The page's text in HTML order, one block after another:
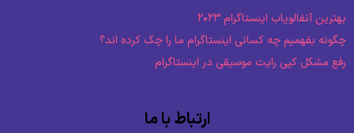
بهترین آنفالویاب اینستاگرام ۲۰۲۳
چگونه بفهمیم چه کسانی اینستاگرام ما را چک کرده اند؟
رفع مشکل کپی رایت موسیقی در اینستاگرام
ارتباط با ما